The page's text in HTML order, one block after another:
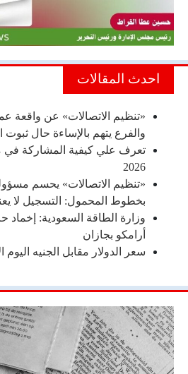
احدث المقالات
«تنظيم الاتصالات» عن واقعة
والفرع يتهم بالإساءة حال ثبوت
تعرف علي كيفية المشاركة في
2026
«تنظيم الاتصالات» يحسم
بخطوط المحمول: التسجيل لا
وزارة الطاقة السعودية: إخماد
أرامكو بجازان
سعر الدولار مقابل الجنيه اليوم الإثنين 10